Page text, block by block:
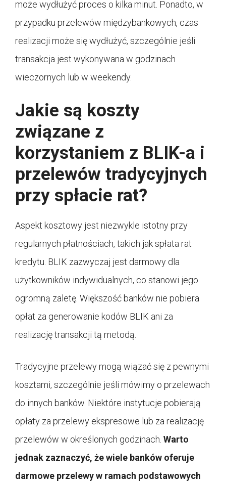
może wydłużyć proces o kilka minut. Ponadto, w
przypadku przelewów międzybankowych, czas
realizacji może się wydłużyć, szczególnie jeśli
transakcja jest wykonywana w godzinach
wieczornych lub w weekendy.
Jakie są koszty
związane z
korzystaniem z BLIK-a i
przelewów tradycyjnych
przy spłacie rat?
Aspekt kosztowy jest niezwykle istotny przy
regularnych płatnościach, takich jak spłata rat
kredytu. BLIK zazwyczaj jest darmowy dla
użytkowników indywidualnych, co stanowi jego
ogromną zaletę. Większość banków nie pobiera
opłat za generowanie kodów BLIK ani za
realizację transakcji tą metodą.
Tradycyjne przelewy mogą wiązać się z pewnymi
kosztami, szczególnie jeśli mówimy o przelewach
do innych banków. Niektóre instytucje pobierają
opłaty za przelewy ekspresowe lub za realizację
przelewów w określonych godzinach. Warto
jednak zaznaczyć, że wiele banków oferuje
darmowe przelewy w ramach podstawowych